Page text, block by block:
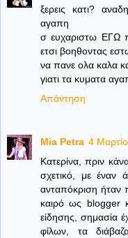
ξερεις κατι?
αγαπη
σ ευχαριστω ΕΓΩ
ετσι βοηθοντας
να πανε ολα καλα
γιατι τα κυματα
Απάντηση
Mia Petra 4
Κατερίνα, πριν
σχετικό, με έναν
ανταπόκριση ήταν
καιρό ως blogger
είδησης, σημασία
φίλων, τα